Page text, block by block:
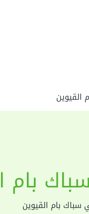
القيوين
بام
سباك بام القيوين